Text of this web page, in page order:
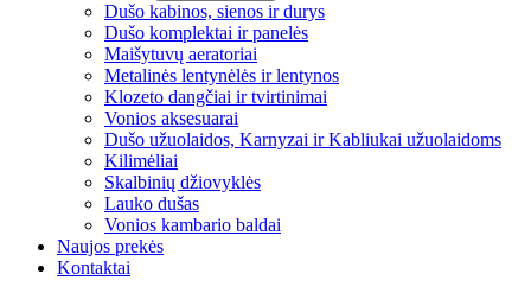
Dušo kabinos, sienos ir durys
Dušo komplektai ir panelės
Maišytuvų aeratoriai
Metalinės lentynėlės ir lentynos
Klozeto dangčiai ir tvirtinimai
Vonios aksesuarai
Dušo užuolaidos, Karnyzai ir Kabliukai užuolaidoms
Kilimėliai
Skalbinių džiovyklės
Lauko dušas
Vonios kambario baldai
Naujos prekės
Kontaktai